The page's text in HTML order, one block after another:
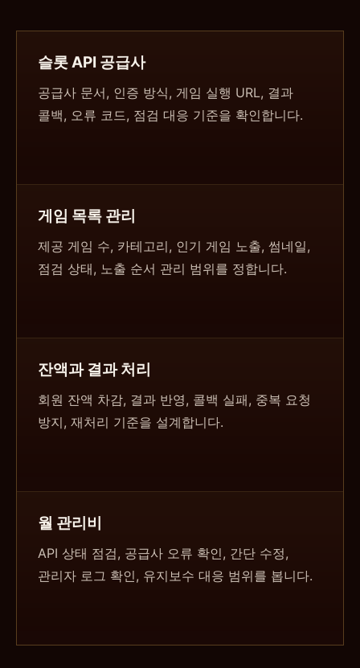
슬롯 API 공급사
공급사 문서, 인증 방식, 게임 실행 URL, 결과
콜백, 오류 코드, 점검 대응 기준을 확인합니다.
게임 목록 관리
제공 게임 수, 카테고리, 인기 게임 노출, 썸네일,
점검 상태, 노출 순서 관리 범위를 정합니다.
잔액과 결과 처리
회원 잔액 차감, 결과 반영, 콜백 실패, 중복 요청
방지, 재처리 기준을 설계합니다.
월 관리비
API 상태 점검, 공급사 오류 확인, 간단 수정,
관리자 로그 확인, 유지보수 대응 범위를 봅니다.